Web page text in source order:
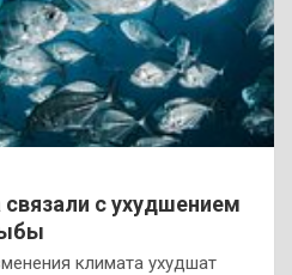
с ухудшением
климата ухудшат